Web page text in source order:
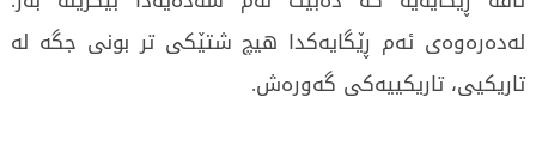
لەدەرەوەی ئەم ڕێگایەکدا ھیچ شتێکی تر بونی جگە لە
تاریکیی، تاریکییەکی گەورەش.